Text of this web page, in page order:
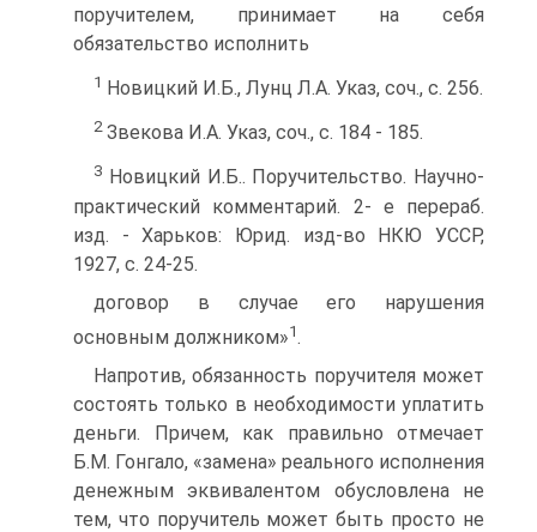
поручителем, принимает на себя
обязательство исполнить
1 Новицкий И.Б., Лунц Л.А. Указ, соч., с. 256.
2Звекова И.А. Указ, соч., с. 184 - 185.
3 Новицкий И.Б.. Поручительство. Научно-
практический комментарий. 2- е перераб.
изд. - Харьков: Юрид. изд-во НКЮ УССР,
1927, с. 24-25.
договор в случае его нарушения
основным должником»1.
Напротив, обязанность поручителя может
состоять только в необходимости уплатить
деньги. Причем, как правильно отмечает
Б.М. Гонгало, «замена» реального исполнения
денежным эквивалентом обусловлена не
тем, что поручитель может быть просто не